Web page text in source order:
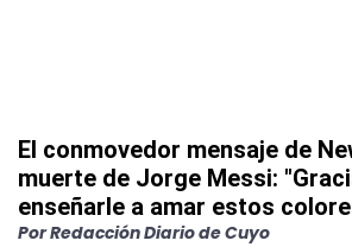
El conmovedor mensaje de
muerte de Jorge Messi:
enseñarle a amar estos
PorRedacción Diario de Cuyo